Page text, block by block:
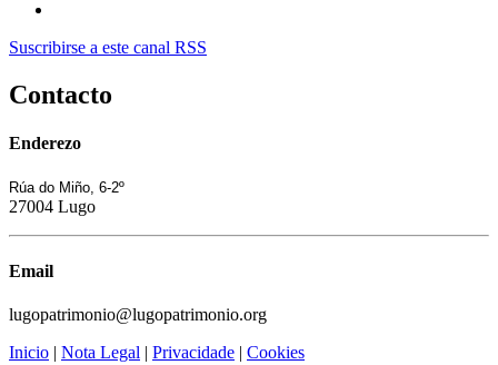
Suscribirse a este canal RSS
Contacto
Enderezo
Rúa do Miño, 6-2º
27004 Lugo
Email
lugopatrimonio@lugopatrimonio.org
Inicio | Nota Legal | Privacidade | Cookies